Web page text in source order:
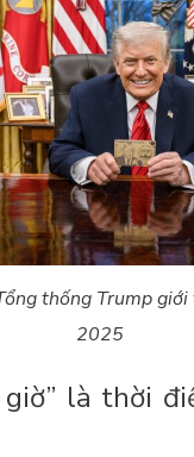
thống Trump
2025
giờ” là thời